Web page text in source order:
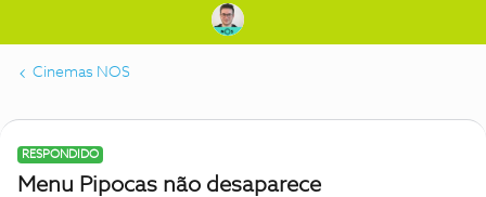
Cinemas NOS
RESPONDIDO
Menu Pipocas não desaparece